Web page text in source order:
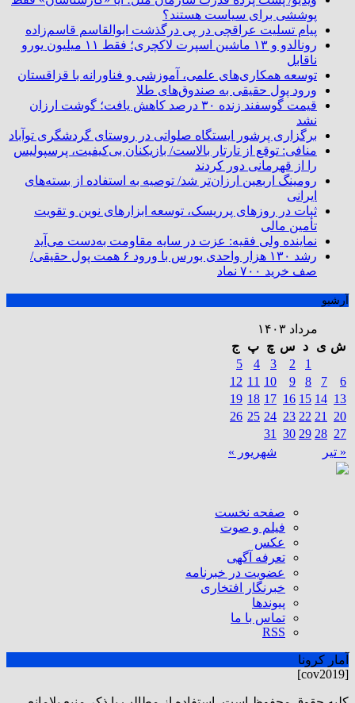
پوششی برای سیاست هستند؟
پیام تسلیت عراقچی در پی درگذشت ابوالقاسم قاسم‌زاده
رونالدو و ۱۳ ماشین اسپرت لاکچری؛ فقط ۱۱ میلیون یورو
ناقابل
توسعه همکاری‌های علمی، آموزشی و فناورانه با قزاقستان
ورود پول حقیقی به صندوق‌های طلا
قیمت گوسفند زنده ۳۰ درصد کاهش یافت؛ گوشت ارزان
نشد
برگزاری پرشور ایستگاه صلواتی در روستای گردشگری توآباد
منافی: توقع از تارتار بالاست/ بازیکنان بی‌کیفیت، پرسپولیس
را از قهرمانی دور کردند
رومینگ اربعین ارزان‌تر شد/ توصیه به استفاده از بسته‌های
ایرانی
ثبات در روزهای پرریسک، توسعه ابزارهای نوین و تقویت
تأمین مالی
نماینده ولی فقیه: عزت در سایه مقاومت به‌دست می‌آید
رشد ۱۳۰ هزار واحدی بورس با ورود ۶ همت پول حقیقی/
صف خرید ۷۰۰ نماد
آرشیو
مرداد ۱۴۰۳
ش ی د س چ پ ج
« تیر شهریور »
1
2
3
4
5
6
7
8
9
10
11
12
13
14
15
16
17
18
19
20
21
22
23
24
25
26
27
28
29
30
31
صفحه نخست
فیلم و صوت
عکس
تعرفه آگهی
عضویت در خبرنامه
خبرنگار افتخاری
پیوندها
تماس با ما
RSS
آمار کرونا
[cov2019]